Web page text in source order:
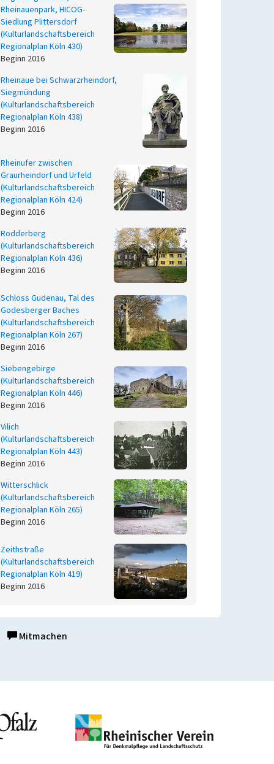
Rheinauenpark, HICOG-
Siedlung Plittersdorf
(Kulturlandschaftsbereich
Regionalplan Köln 430)
Beginn 2016
Rheinaue bei Schwarzrheindorf,
Siegmündung
(Kulturlandschaftsbereich
Regionalplan Köln 438)
Beginn 2016
Rheinufer zwischen
Graurheindorf und Urfeld
(Kulturlandschaftsbereich
Regionalplan Köln 424)
Beginn 2016
Rodderberg
(Kulturlandschaftsbereich
Regionalplan Köln 436)
Beginn 2016
Schloss Gudenau, Tal des
Godesberger Baches
(Kulturlandschaftsbereich
Regionalplan Köln 267)
Beginn 2016
Siebengebirge
(Kulturlandschaftsbereich
Regionalplan Köln 446)
Beginn 2016
Vilich
(Kulturlandschaftsbereich
Regionalplan Köln 443)
Beginn 2016
Witterschlick
(Kulturlandschaftsbereich
Regionalplan Köln 265)
Beginn 2016
Zeithstraße
(Kulturlandschaftsbereich
Regionalplan Köln 419)
Beginn 2016
Mitmachen